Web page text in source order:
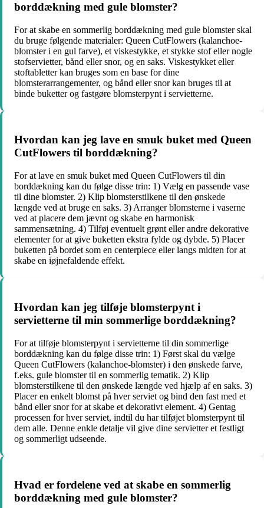
borddækning med gule blomster?
For at skabe en sommerlig borddækning med gule blomster skal
du bruge følgende materialer: Queen CutFlowers (kalanchoe-
blomster i en gul farve), et viskestykke, et stykke stof eller nogle
stofservietter, bånd eller snor, og en saks. Viskestykket eller
stoftabletter kan bruges som en base for dine
blomsterarrangementer, og bånd eller snor kan bruges til at
binde buketter og fastgøre blomsterpynt i servietterne.
Hvordan kan jeg lave en smuk buket med Queen
CutFlowers til borddækning?
For at lave en smuk buket med Queen CutFlowers til din
borddækning kan du følge disse trin: 1) Vælg en passende vase
til dine blomster. 2) Klip blomsterstilkene til den ønskede
længde ved at bruge en saks. 3) Arranger blomsterne i vaserne
ved at placere dem jævnt og skabe en harmonisk
sammensætning. 4) Tilføj eventuelt grønt eller andre dekorative
elementer for at give buketten ekstra fylde og dybde. 5) Placer
buketten på bordet som en centerpiece eller langs midten for at
skabe en iøjnefaldende effekt.
Hvordan kan jeg tilføje blomsterpynt i
servietterne til min sommerlige borddækning?
For at tilføje blomsterpynt i servietterne til din sommerlige
borddækning kan du følge disse trin: 1) Først skal du vælge
Queen CutFlowers (kalanchoe-blomster) i den ønskede farve,
f.eks. gule blomster til en sommerlig tematik. 2) Klip
blomsterstilkene til den ønskede længde ved hjælp af en saks. 3)
Placer en enkelt blomst på hver serviet og bind den fast med et
bånd eller snor for at skabe et dekorativt element. 4) Gentag
processen for hver serviet, indtil du har tilføjet blomsterpynt til
dem alle. Denne enkle detalje vil give dine servietter et festligt
og sommerligt udseende.
Hvad er fordelene ved at skabe en sommerlig
borddækning med gule blomster?